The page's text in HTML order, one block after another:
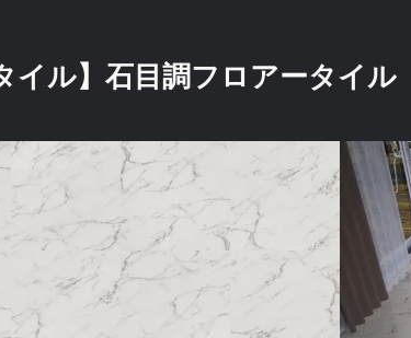
イル】石目調フロアータイ